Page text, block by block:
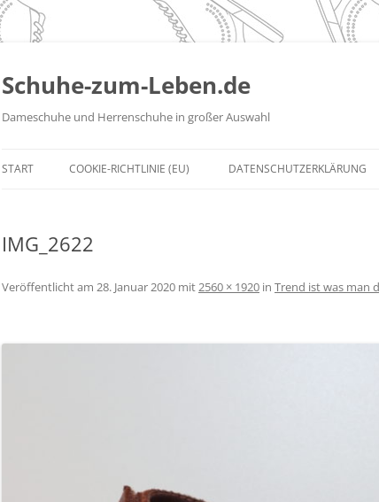
Zum
springen
Schuhe-zum-Leben.de
Dameschuhe und Herrenschuhe in großer Auswahl
START COOKIE-RICHTLINIE (EU) DATENSCHUTZERKLÄRUNG
IMG_2622
Veröffentlicht am 28. Januar 2020 mit2560 × 1920 in Trend ist was man